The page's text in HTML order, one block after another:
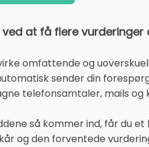
ved at få flere
omfattende og
sender din
telefonsamtaler, mails og
så kommer ind, får du
og den forventede